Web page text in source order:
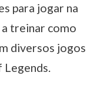
para jogar na
a treinar como
diversos jogos
Legends.